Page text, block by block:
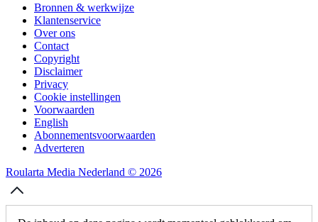
Bronnen & werkwijze
Klantenservice
Over ons
Contact
Copyright
Disclaimer
Privacy
Cookie instellingen
Voorwaarden
English
Abonnementsvoorwaarden
Adverteren
Roularta Media Nederland © 2026